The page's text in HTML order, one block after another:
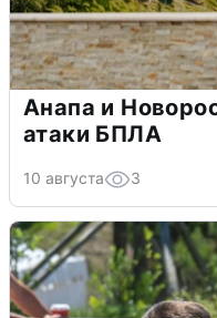
Анапа и
атаки БПЛА
10 августа 3